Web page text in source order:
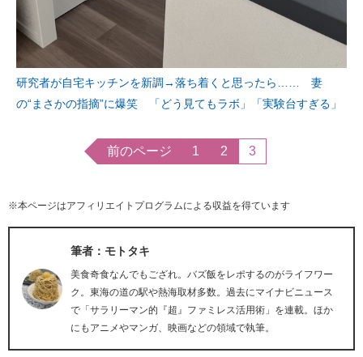
研究者が自宅キッチンを新調→落ち着くと思ったら…… 妻
の“まさかの指摘”に爆笑 「どう見てもラボ」「実験台すぎる」
前のページ 1 2 3
※本ページはアフィリエイトプログラムによる収益を得ています
筆者：モトタキ
美食奇食なんでもござれ。バズ飯をレポするのがライフワー
ク。東海の道の駅や熱海取材多数。過去にマイナビニュース
で「サラリーマン的『超』ファミレス活用術」を連載。ほか
にもアニメやマンガ、映画などの領域で執筆。